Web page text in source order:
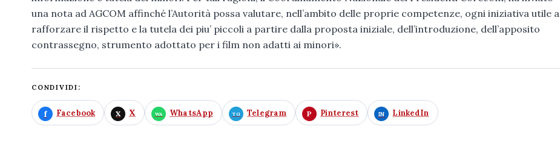
una nota ad AGCOM affinché l’Autorità possa valutare, nell’ambito delle proprie competenze, ogni iniziativa utile a
rafforzare il rispetto e la tutela dei piu’ piccoli a partire dalla proposta iniziale, dell’introduzione, dell’apposito
contrassegno, strumento adottato per i film non adatti ai minori».
CONDIVIDI:
Facebook X WhatsApp Telegram Pinterest LinkedIn